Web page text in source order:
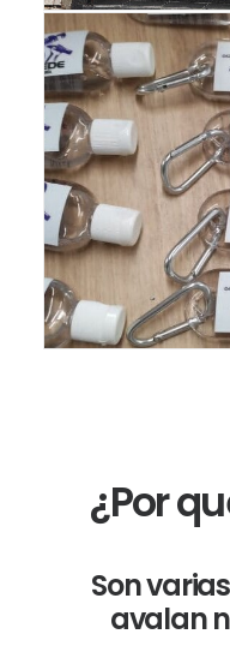
¿Por
Son
avalan